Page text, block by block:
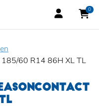
0
185/60 R14 86H XL TL